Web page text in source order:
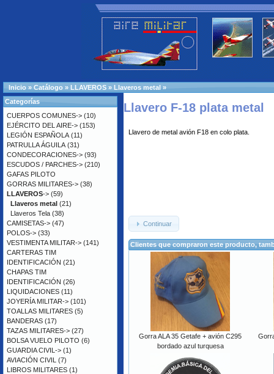
Inicio » Catálogo » LLAVEROS » Llaveros metal »
Llavero F-18 plata metal
Llavero de metal avión F18 en colo plata.
Continuar
Clientes que compraron este producto,
Gorra ALA 35 Getafe + avión C295
bordado azul turquesa
Categorías
CUERPOS COMUNES-> (10)
EJÉRCITO DEL AIRE-> (153)
LEGIÓN ESPAÑOLA (11)
PATRULLA ÁGUILA (31)
CONDECORACIONES-> (93)
ESCUDOS / PARCHES-> (210)
GAFAS PILOTO
GORRAS MILITARES-> (38)
LLAVEROS-> (59)
Llaveros metal (21)
Llaveros Tela (38)
CAMISETAS-> (47)
POLOS-> (33)
VESTIMENTA MILITAR-> (141)
CARTERAS TIM
IDENTIFICACIÓN (21)
CHAPAS TIM
IDENTIFICACIÓN (26)
LIQUIDACIONES (11)
JOYERÍA MILITAR-> (101)
TOALLAS MILITARES (5)
BANDERAS (17)
TAZAS MILITARES-> (27)
BOLSA VUELO PILOTO (6)
GUARDIA CIVIL-> (1)
AVIACIÓN CIVIL (7)
LIBROS MILITARES (1)